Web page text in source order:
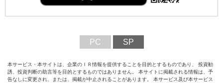
PC SP
本サービス・本サイトは、企業のＩＲ情報を提供することを目的とするものであり、 投資勧
誘、投資判断の助言等を目的とするものではありません。 本サイトに掲載される情報は、予
告なしに変更され、または、掲載が中止されることがあります。 本サービス及び本サービス